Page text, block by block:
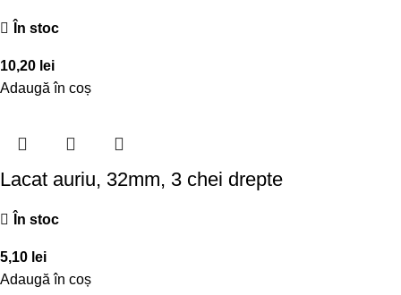
În stoc
10,20 lei
Adaugă în coș
Lacat auriu, 32mm, 3 chei drepte
În stoc
5,10 lei
Adaugă în coș